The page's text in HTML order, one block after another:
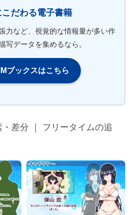
だわる電子書籍
力など、視覚的な情報量が多い作
写データを集めるなら。
ブックスはこちら
差分 ｜ フリータイムの追